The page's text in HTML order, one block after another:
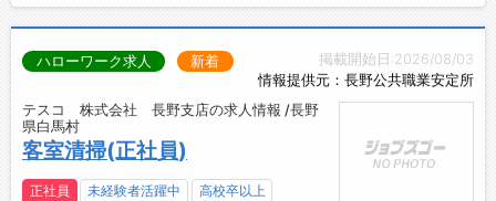
掲載開始日:2026/08/03
情報提供元：長野公共職業安定所
ハローワーク求人 新着
テスコ 株式会社 長野支店の求人情報 /長野
県白馬村
客室清掃(正社員)
正社員 未経験者活躍中
高校卒以上